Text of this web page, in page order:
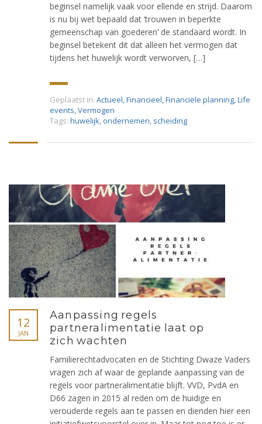
beginsel namelijk vaak voor ellende en strijd. Daarom
is nu bij wet bepaald dat ‘trouwen in beperkte
gemeenschap van goederen’ de standaard wordt. In
beginsel betekent dit dat alleen het vermogen dat
tijdens het huwelijk wordt verworven, […]
Geplaatst in: Actueel,Financieel,Financiële planning,Life
events,Vermogen
Tags: huwelijk, ondernemen, scheiding
12
JAN
Aanpassing regels
partneralimentatie laat op
zich wachten
Familierechtadvocaten en de Stichting Dwaze Vaders
vragen zich af waar de geplande aanpassing van de
regels voor partneralimentatie blijft. VVD, PvdA en
D66 zagen in 2015 al reden om de huidige en
verouderde regels aan te passen en dienden hier een